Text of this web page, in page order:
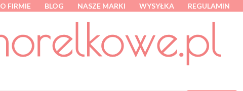
O FIRMIE BLOG NASZE MARKI WYSYŁKA REGULAMIN